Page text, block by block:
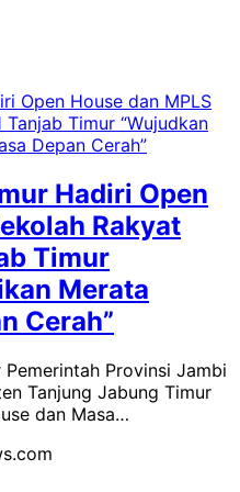
Hadiri Open
Rakyat
Timur
Merata
Cerah”
Provinsi Jambi
Tanjung Jabung Timur
dan Masa…